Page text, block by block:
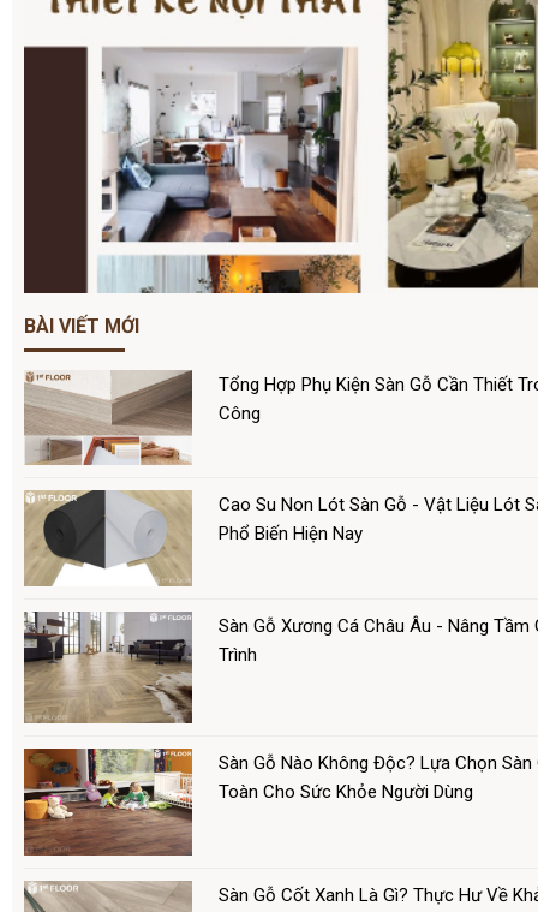
BÀI VIẾT MỚI
Tổng Hợp Phụ Kiện Sàn Gỗ Cần Thiết
Công
Cao Su Non Lót Sàn Gỗ - Vật Liệu Lót
Phổ Biến Hiện Nay
Sàn Gỗ Xương Cá Châu Âu - Nâng Tầm
Trình
Sàn Gỗ Nào Không Độc? Lựa Chọn Sàn
Toàn Cho Sức Khỏe Người Dùng
Sàn Gỗ Cốt Xanh Là Gì? Thực Hư Về